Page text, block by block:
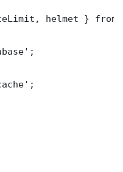
helmet } from